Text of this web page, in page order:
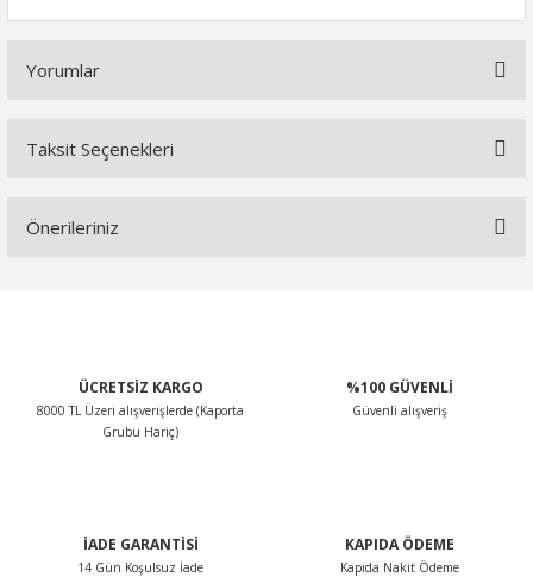
Yorumlar
Taksit Seçenekleri
Önerileriniz
Ürün resmi kalitesiz, bozuk veya görüntülenemiyor.
Bu ürüne benzer farklı alternatifler olmalı.
ÜCRETSİZ KARGO
8000 TL Üzeri alışverişlerde (Kaporta
Grubu Hariç)
%100 GÜVENLİ
Güvenli alışveriş
İADE GARANTİSİ
14 Gün Koşulsuz İade
KAPIDA ÖDEME
Kapıda Nakit Ödeme